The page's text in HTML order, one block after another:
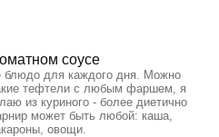
соусе
блюдо для каждого дня. Можно
тефтели с любым фаршем, я
из куриного - более диетично
может быть любой: каша,
овощи.